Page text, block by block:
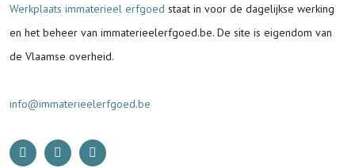
Werkplaats immaterieel erfgoed staat in voor de dagelijkse werking
en het beheer van immaterieelerfgoed.be. De site is eigendom van
de Vlaamse overheid.
info@immaterieelerfgoed.be